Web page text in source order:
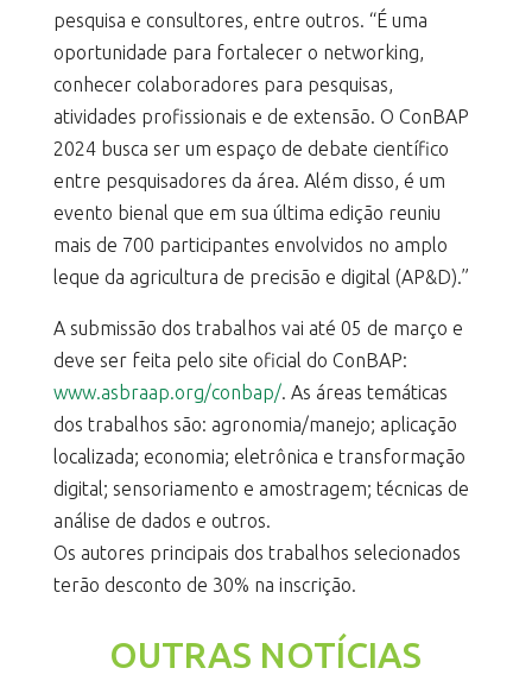
pesquisa e consultores, entre outros. “É uma
oportunidade para fortalecer o networking,
conhecer colaboradores para pesquisas,
atividades profissionais e de extensão. O ConBAP
2024 busca ser um espaço de debate científico
entre pesquisadores da área. Além disso, é um
evento bienal que em sua última edição reuniu
mais de 700 participantes envolvidos no amplo
leque da agricultura de precisão e digital (AP&D).”
A submissão dos trabalhos vai até 05 de março e
deve ser feita pelo site oficial do ConBAP:
www.asbraap.org/conbap/. As áreas temáticas
dos trabalhos são: agronomia/manejo; aplicação
localizada; economia; eletrônica e transformação
digital; sensoriamento e amostragem; técnicas de
análise de dados e outros.
Os autores principais dos trabalhos selecionados
terão desconto de 30% na inscrição.
OUTRAS NOTÍCIAS